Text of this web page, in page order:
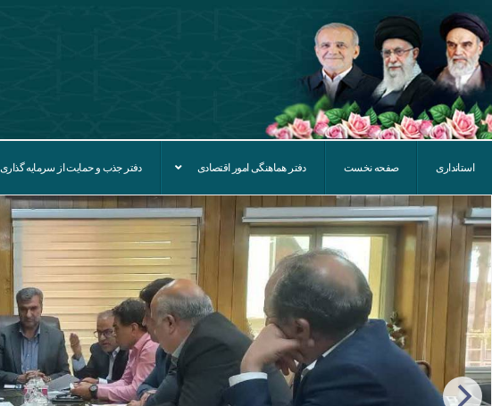
استانداری صفحه نخست دفتر هماهنگی امور اقتصادی دفتر جذب و حمایت از سرمایه گذاری